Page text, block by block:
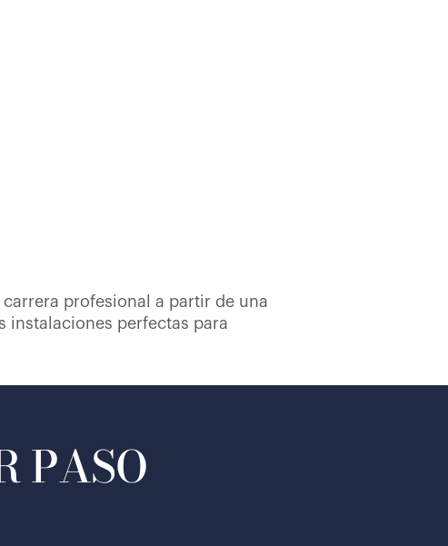
profesional a partir de una
instalaciones perfectas para
PASO